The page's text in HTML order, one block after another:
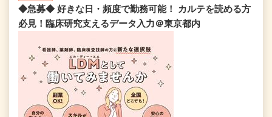
◆急募◆ 好きな日・頻度で勤務可能！ カルテを読める方
必見！臨床研究支えるデータ入力＠東京都内